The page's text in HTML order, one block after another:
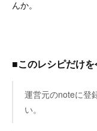
んか。
■このレシピだけを
運営元のnoteに登
い。